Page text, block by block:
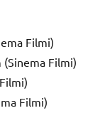
Filmi)
(Sinema Filmi)
Filmi)